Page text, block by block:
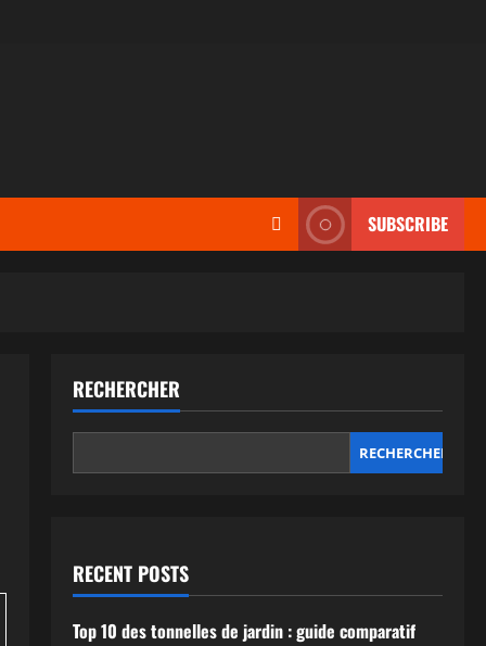
SUBSCRIBE
RECHERCHER
RECHERCHER
RECENT POSTS
Top 10 des tonnelles de jardin : guide comparatif